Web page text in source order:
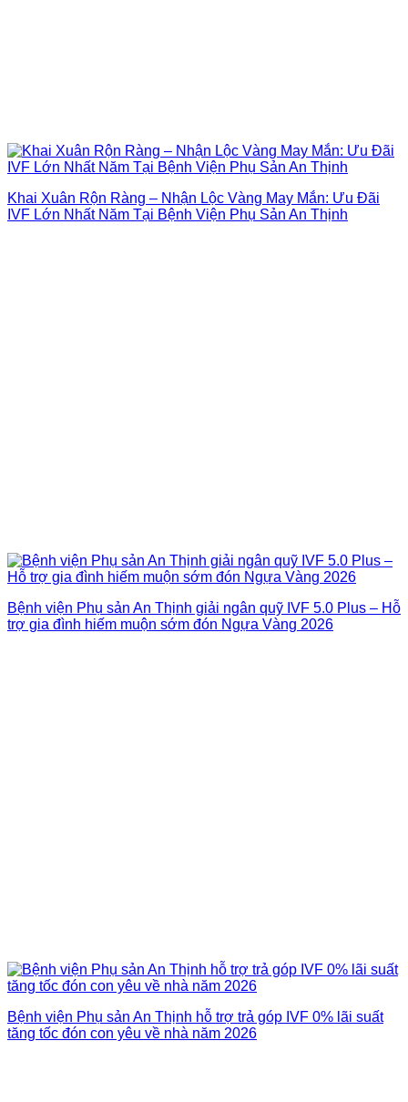
Khai Xuân Rộn Ràng – Nhận Lộc Vàng May Mắn: Ưu Đãi
IVF Lớn Nhất Năm Tại Bệnh Viện Phụ Sản An Thịnh
Bệnh viện Phụ sản An Thịnh giải ngân quỹ IVF 5.0 Plus – Hỗ
trợ gia đình hiếm muộn sớm đón Ngựa Vàng 2026
Bệnh viện Phụ sản An Thịnh hỗ trợ trả góp IVF 0% lãi suất
tăng tốc đón con yêu về nhà năm 2026